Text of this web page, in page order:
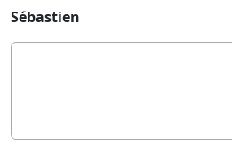
Sébastien